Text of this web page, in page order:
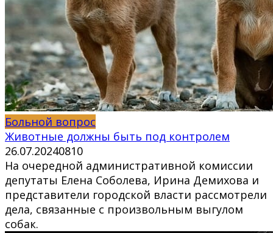
Больной вопрос
Животные должны быть под контролем
26.07.20240810
На очередной административной комиссии
депутаты Елена Соболева, Ирина Демихова и
представители городской власти рассмотрели
дела, связанные с произвольным выгулом
собак.